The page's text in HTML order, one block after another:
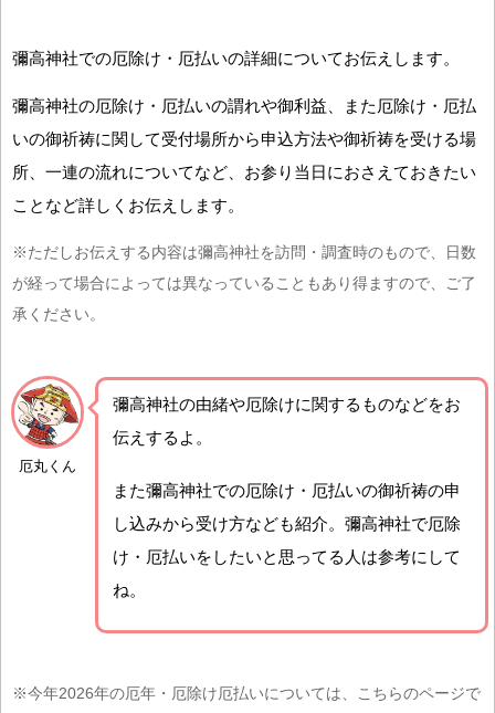
彌高神社での厄除け・厄払いの詳細についてお伝えします。
彌高神社の厄除け・厄払いの謂れや御利益、また厄除け・厄払
いの御祈祷に関して受付場所から申込方法や御祈祷を受ける場
所、一連の流れについてなど、お参り当日におさえておきたい
ことなど詳しくお伝えします。
※ただしお伝えする内容は彌高神社を訪問・調査時のもので、日数
が経って場合によっては異なっていることもあり得ますので、ご了
承ください。
厄丸くん
彌高神社の由緒や厄除けに関するものなどをお
伝えするよ。
また彌高神社での厄除け・厄払いの御祈祷の申
し込みから受け方なども紹介。彌高神社で厄除
け・厄払いをしたいと思ってる人は参考にして
ね。
※今年2026年の厄年・厄除け厄払いについては、こちらのページで